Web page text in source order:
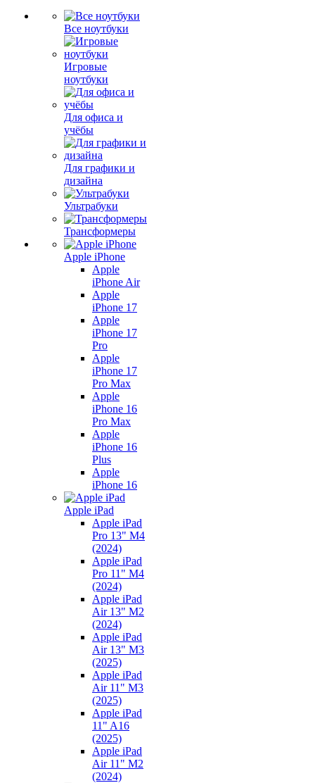
Все ноутбуки
Игровые
ноутбуки
Для офиса и
учёбы
Для графики и
дизайна
Ультрабуки
Трансформеры
Apple iPhone
Apple
iPhone Air
Apple
iPhone 17
Apple
iPhone 17
Pro
Apple
iPhone 17
Pro Max
Apple
iPhone 16
Pro Max
Apple
iPhone 16
Plus
Apple
iPhone 16
Apple iPad
Apple iPad
Pro 13" M4
(2024)
Apple iPad
Pro 11" M4
(2024)
Apple iPad
Air 13" M2
(2024)
Apple iPad
Air 13" M3
(2025)
Apple iPad
Air 11" M3
(2025)
Apple iPad
11" A16
(2025)
Apple iPad
Air 11" M2
(2024)